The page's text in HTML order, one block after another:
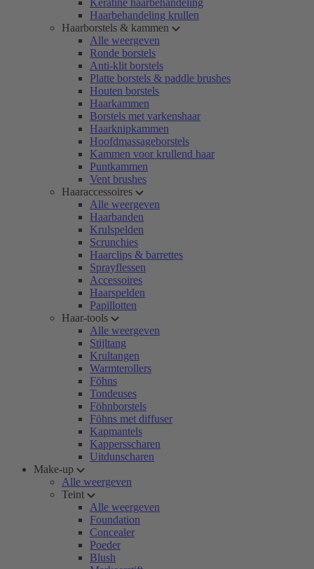
Keratine haarbehandeling
Haarbehandeling krullen
Haarborstels & kammen
Alle weergeven
Ronde borstels
Anti-klit borstels
Platte borstels & paddle brushes
Houten borstels
Haarkammen
Borstels met varkenshaar
Haarknipkammen
Hoofdmassageborstels
Kammen voor krullend haar
Puntkammen
Vent brushes
Haaraccessoires
Alle weergeven
Haarbanden
Krulspelden
Scrunchies
Haarclips & barrettes
Sprayflessen
Accessoires
Haarspelden
Papillotten
Haar-tools
Alle weergeven
Stijltang
Krultangen
Warmterollers
Föhns
Tondeuses
Föhnborstels
Föhns met diffuser
Kapmantels
Kappersscharen
Uitdunscharen
Make-up
Alle weergeven
Teint
Alle weergeven
Foundation
Concealer
Poeder
Blush